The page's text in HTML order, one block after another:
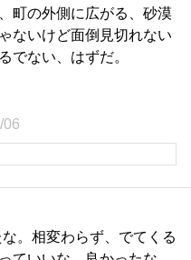
町の外側に広がる、砂漠
ないけど面倒見切れない
でない、はずだ。
06
。相変わらず、でてくる